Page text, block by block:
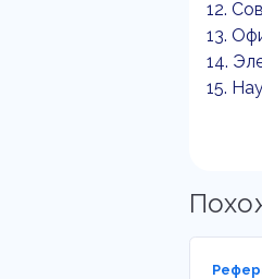
12.
13.
14.
15.